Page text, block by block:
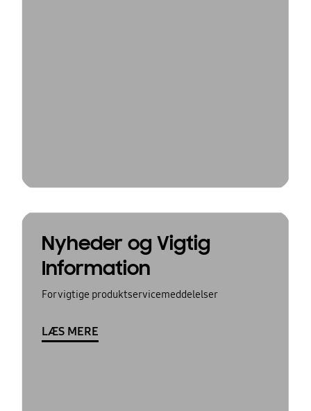
Nyheder og Vigtig
Information
For vigtige produktservicemeddelelser
LÆS MERE